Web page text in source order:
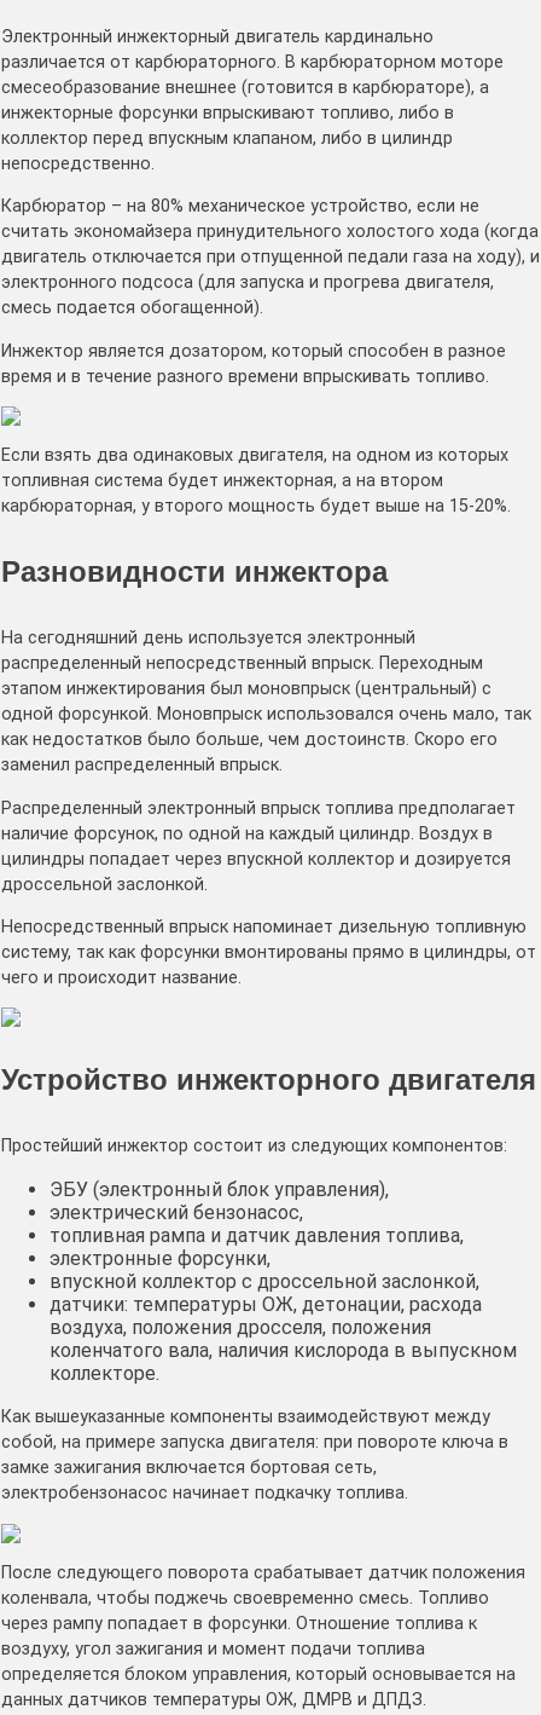
Электронный инжекторный двигатель кардинально
различается от карбюраторного. В карбюраторном моторе
смесеобразование внешнее (готовится в карбюраторе), а
инжекторные форсунки впрыскивают топливо, либо в
коллектор перед впускным клапаном, либо в цилиндр
непосредственно.
Карбюратор – на 80% механическое устройство, если не
считать экономайзера принудительного холостого хода (когда
двигатель отключается при отпущенной педали газа на ходу), и
электронного подсоса (для запуска и прогрева двигателя,
смесь подается обогащенной).
Инжектор является дозатором, который способен в разное
время и в течение разного времени впрыскивать топливо.
Если взять два одинаковых двигателя, на одном из которых
топливная система будет инжекторная, а на втором
карбюраторная, у второго мощность будет выше на 15-20%.
Разновидности инжектора
На сегодняшний день используется электронный
распределенный непосредственный впрыск. Переходным
этапом инжектирования был моновпрыск (центральный) с
одной форсункой. Моновпрыск использовался очень мало, так
как недостатков было больше, чем достоинств. Скоро его
заменил распределенный впрыск.
Распределенный электронный впрыск топлива предполагает
наличие форсунок, по одной на каждый цилиндр. Воздух в
цилиндры попадает через впускной коллектор и дозируется
дроссельной заслонкой.
Непосредственный впрыск напоминает дизельную топливную
систему, так как форсунки вмонтированы прямо в цилиндры, от
чего и происходит название.
Устройство инжекторного двигателя
Простейший инжектор состоит из следующих компонентов:
ЭБУ (электронный блок управления),
электрический бензонасос,
топливная рампа и датчик давления топлива,
электронные форсунки,
впускной коллектор с дроссельной заслонкой,
датчики: температуры ОЖ, детонации, расхода
воздуха, положения дросселя, положения
коленчатого вала, наличия кислорода в выпускном
коллекторе.
Как вышеуказанные компоненты взаимодействуют между
собой, на примере запуска двигателя: при повороте ключа в
замке зажигания включается бортовая сеть,
электробензонасос начинает подкачку топлива.
После следующего поворота срабатывает датчик положения
коленвала, чтобы поджечь своевременно смесь. Топливо
через рампу попадает в форсунки. Отношение топлива к
воздуху, угол зажигания и момент подачи топлива
определяется блоком управления, который основывается на
данных датчиков температуры ОЖ, ДМРВ и ДПДЗ.